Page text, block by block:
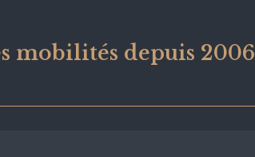
mobilités depuis 2006